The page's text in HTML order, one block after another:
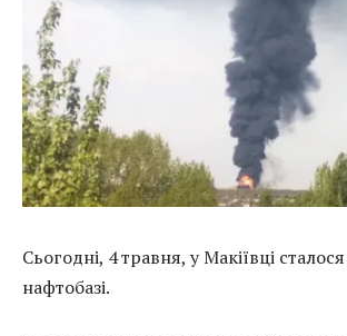
Сьогодні, 4 травня, у Макіївці
нафтобазі.